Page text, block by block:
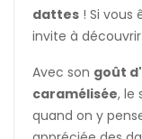
dattes ! Si vous
invite à
Avec son goût
caramélisée, le
quand on y